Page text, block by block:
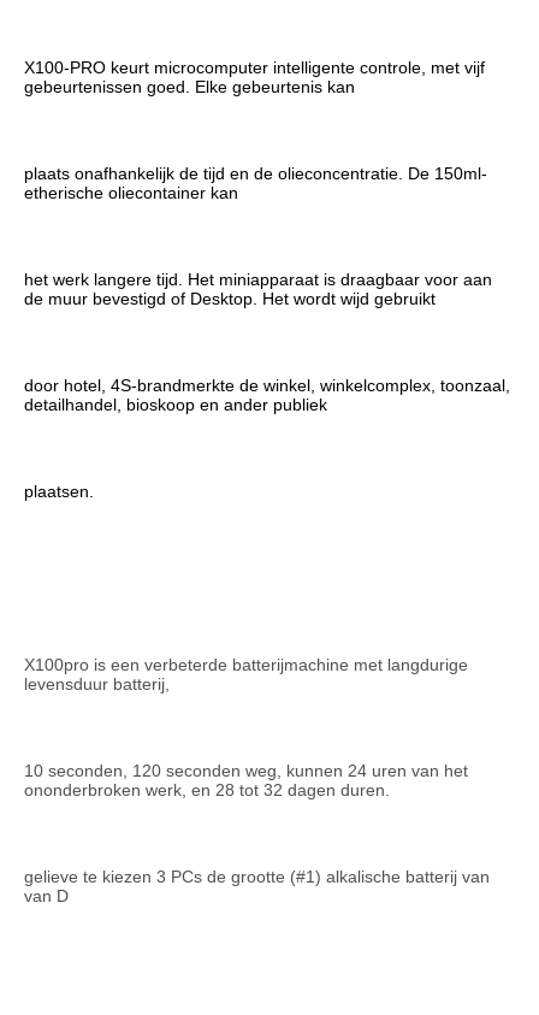
X100-PRO keurt microcomputer intelligente controle, met vijf
gebeurtenissen goed. Elke gebeurtenis kan
plaats onafhankelijk de tijd en de olieconcentratie. De 150ml-
etherische oliecontainer kan
het werk langere tijd. Het miniapparaat is draagbaar voor aan
de muur bevestigd of Desktop. Het wordt wijd gebruikt
door hotel, 4S-brandmerkte de winkel, winkelcomplex, toonzaal,
detailhandel, bioskoop en ander publiek
plaatsen.
X100pro is een verbeterde batterijmachine met langdurige
levensduur batterij,
10 seconden, 120 seconden weg, kunnen 24 uren van het
ononderbroken werk, en 28 tot 32 dagen duren.
gelieve te kiezen 3 PCs de grootte (#1) alkalische batterij van
van D